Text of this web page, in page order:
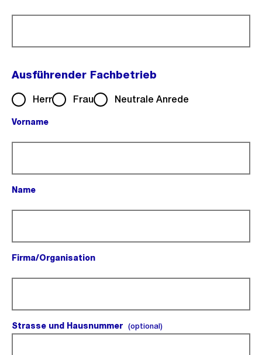
Ausführender Fachbetrieb
Herr Frau Neutrale Anrede
Vorname
Name
Firma/Organisation
Strasse und Hausnummer (optional)(optional).